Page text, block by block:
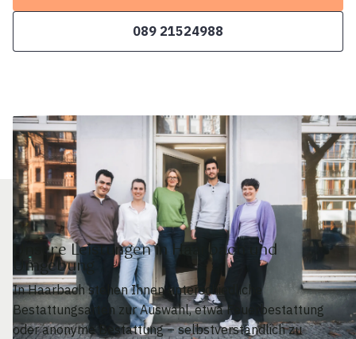
089 21524988
Unsere Leistungen in Haarbach und
Umgebung
In Haarbach stehen Ihnen unterschiedliche
Bestattungsarten zur Auswahl, etwa Feuerbestattung
oder anonyme Bestattung – selbstverständlich zu